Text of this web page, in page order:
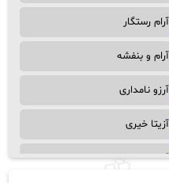
آرام رستگار
آرام و بنفشه
آرزو نامداری
آزیتا خیری
آسمان۶۵